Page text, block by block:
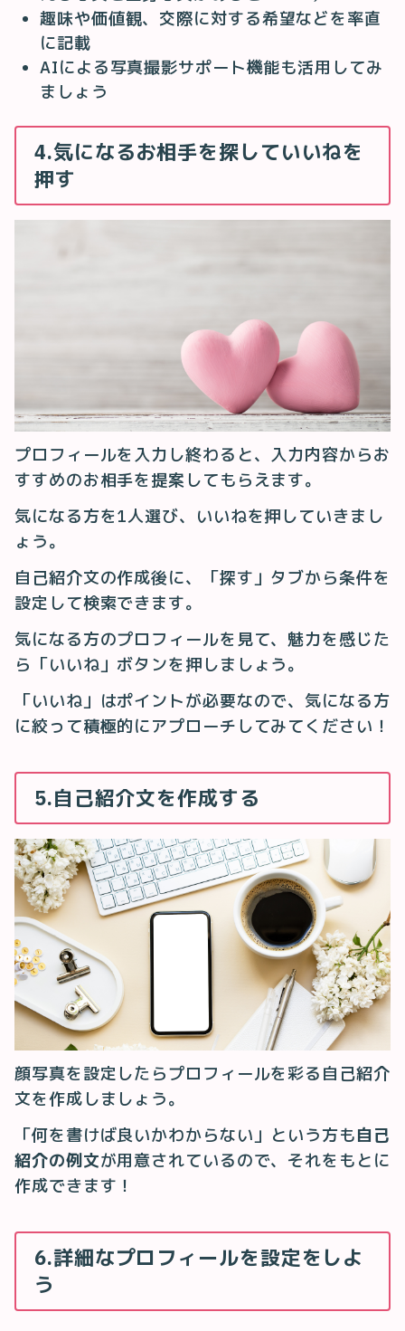
趣味や価値観、交際に対する希望などを率直
に記載
AIによる写真撮影サポート機能も活用してみ
ましょう
4.気になるお相手を探していいねを
押す
プロフィールを入力し終わると、入力内容からお
すすめのお相手を提案してもらえます。
気になる方を1人選び、いいねを押していきまし
ょう。
自己紹介文の作成後に、「探す」タブから条件を
設定して検索できます。
気になる方のプロフィールを見て、魅力を感じた
ら「いいね」ボタンを押しましょう。
「いいね」はポイントが必要なので、気になる方
に絞って積極的にアプローチしてみてください！
5.自己紹介文を作成する
顔写真を設定したらプロフィールを彩る自己紹介
文を作成しましょう。
「何を書けば良いかわからない」という方も自己
紹介の例文が用意されているので、それをもとに
作成できます！
6.詳細なプロフィールを設定をしよ
う